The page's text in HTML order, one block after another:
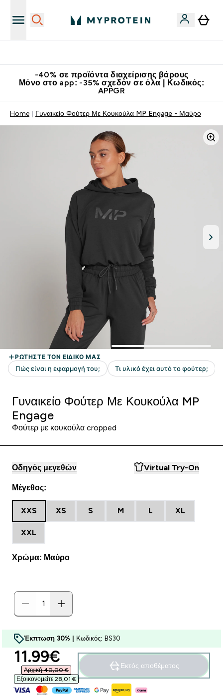
-40% σε προϊόντα διαχείρισης βάρους
Μόνο στο app: -35% σχεδόν σε όλα | Κωδικός:
APPGR
Home Γυναικείο Φούτερ Με Κουκούλα MP Engage - Μαύρο
Γυναικείο Φούτερ Με Κουκούλα MP
Engage
Φούτερ με κουκούλα cropped
Οδηγός μεγεθών Virtual Try-On
Μέγεθος:
XXS XS S M L XL
XXL
Χρώμα: Μαύρο
Έκπτωση 30% | Κωδικός: BS30
discounted price
11.99€‎
Αρχική 40,00 €‎
Εξοικονομείτε 28,01 €‎
Εκτός αποθέματος